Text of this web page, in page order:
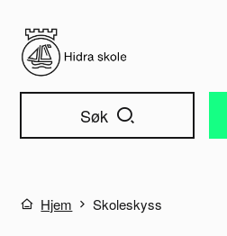
Hidra skole
Søk
Du er her:
Hjem Skoleskyss